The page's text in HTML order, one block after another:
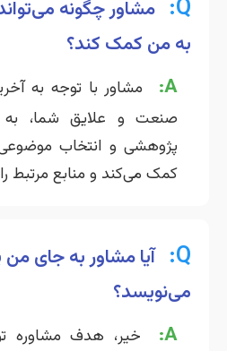
Q:
مشاور چگونه
به من کمک کند؟
A:
مشاور با توجه به
صنعت و علایق شما،
پژوهشی و انتخاب موضوعی
کمک می‌کند و منابع مرتبط
Q:
آیا مشاور به جای من
می‌نویسد؟
A:
خیر، هدف مشاوره